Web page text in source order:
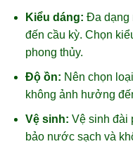
Kiểu dáng: Đa dạng
đến cầu kỳ. Chọn
phong thủy.
Độ ồn: Nên chọn
không ảnh hưởng
Vệ sinh: Vệ sinh đài
bảo nước sạch và